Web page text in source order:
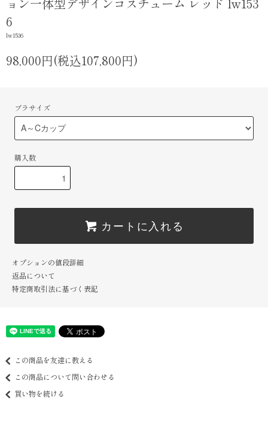
6
lw1536
98,000円(税込107,800円)
ブラサイズ
購入数
カートに入れる
オプションの値段詳細
返品について
特定商取引法に基づく表記
この商品を友達に教える
この商品について問い合わせる
買い物を続ける